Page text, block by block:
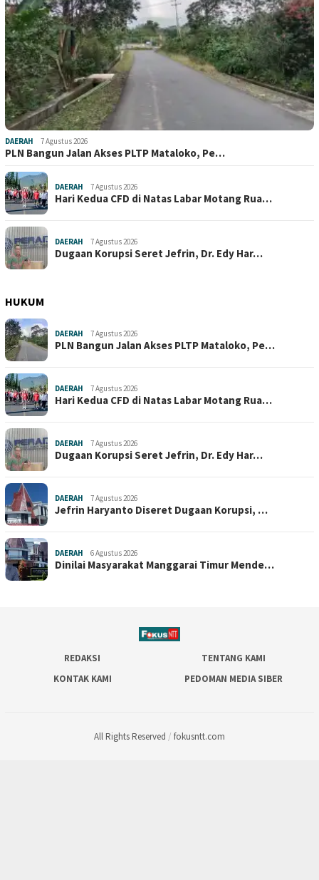
DAERAH 7 Agustus 2026
PLN Bangun Jalan Akses PLTP Mataloko, Pe…
DAERAH 7 Agustus 2026
Hari Kedua CFD di Natas Labar Motang Rua…
DAERAH 7 Agustus 2026
Dugaan Korupsi Seret Jefrin, Dr. Edy Har…
HUKUM
DAERAH 7 Agustus 2026
PLN Bangun Jalan Akses PLTP Mataloko, Pe…
DAERAH 7 Agustus 2026
Hari Kedua CFD di Natas Labar Motang Rua…
DAERAH 7 Agustus 2026
Dugaan Korupsi Seret Jefrin, Dr. Edy Har…
DAERAH 7 Agustus 2026
Jefrin Haryanto Diseret Dugaan Korupsi, …
DAERAH 6 Agustus 2026
Dinilai Masyarakat Manggarai Timur Mende…
REDAKSI
TENTANG KAMI
KONTAK KAMI
PEDOMAN MEDIA SIBER
All Rights Reserved / fokusntt.com